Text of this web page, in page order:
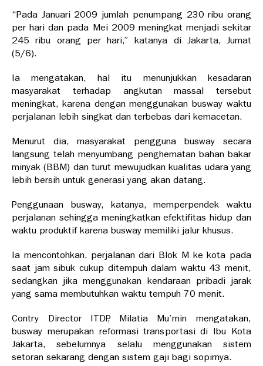
“Pada Januari 2009 jumlah penumpang 230 ribu orang
per hari dan pada Mei 2009 meningkat menjadi sekitar
245 ribu orang per hari,” katanya di Jakarta, Jumat
(5/6).
Ia mengatakan, hal itu menunjukkan kesadaran
masyarakat terhadap angkutan massal tersebut
meningkat, karena dengan menggunakan busway waktu
perjalanan lebih singkat dan terbebas dari kemacetan.
Menurut dia, masyarakat pengguna busway secara
langsung telah menyumbang penghematan bahan bakar
minyak (BBM) dan turut mewujudkan kualitas udara yang
lebih bersih untuk generasi yang akan datang.
Penggunaan busway, katanya, memperpendek waktu
perjalanan sehingga meningkatkan efektifitas hidup dan
waktu produktif karena busway memiliki jalur khusus.
Ia mencontohkan, perjalanan dari Blok M ke kota pada
saat jam sibuk cukup ditempuh dalam waktu 43 menit,
sedangkan jika menggunakan kendaraan pribadi jarak
yang sama membutuhkan waktu tempuh 70 menit.
Contry Director ITDP, Milatia Mu’min mengatakan,
busway merupakan reformasi transportasi di Ibu Kota
Jakarta, sebelumnya selalu menggunakan sistem
setoran sekarang dengan sistem gaji bagi sopirnya.